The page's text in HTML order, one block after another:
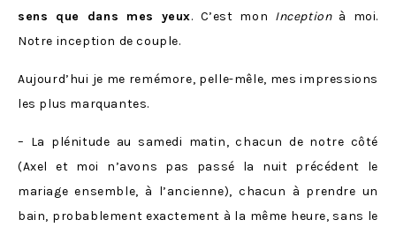
sens que dans mes yeux. C’est mon Inceptionà moi.
Notre inception de couple.
Aujourd’hui je me remémore, pelle-mêle, mes impressions
les plus marquantes.
– La plénitude au samedi matin, chacun de notre côté
(Axel et moi n’avons pas passé la nuit précédent le
mariage ensemble, à l’ancienne), chacun à prendre un
bain, probablement exactement à la même heure, sans le